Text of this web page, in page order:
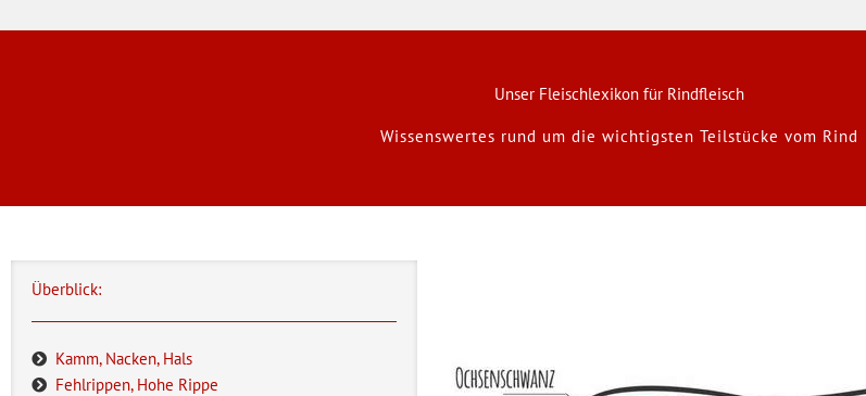
Unser Fleischlexikon für Rindfleisch
Wissenswertes rund um die wichtigsten Teilstücke vom Rind
Überblick:
Kamm, Nacken, Hals
Fehlrippen, Hohe Rippe